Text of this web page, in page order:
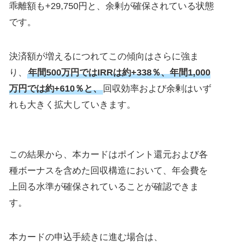
乖離額も+29,750円と、余剰が確保されている状態
です。
決済額が増えるにつれてこの傾向はさらに強ま
り、 年間500万円ではIRRは約+338％、年間1,000
万円では約+610％と、回収効率および余剰はいず
れも大きく拡大していきます。
この結果から、本カードはポイント還元および各
種ボーナスを含めた回収構造において、年会費を
上回る水準が確保されていることが確認できま
す。
本カードの申込手続きに進む場合は、